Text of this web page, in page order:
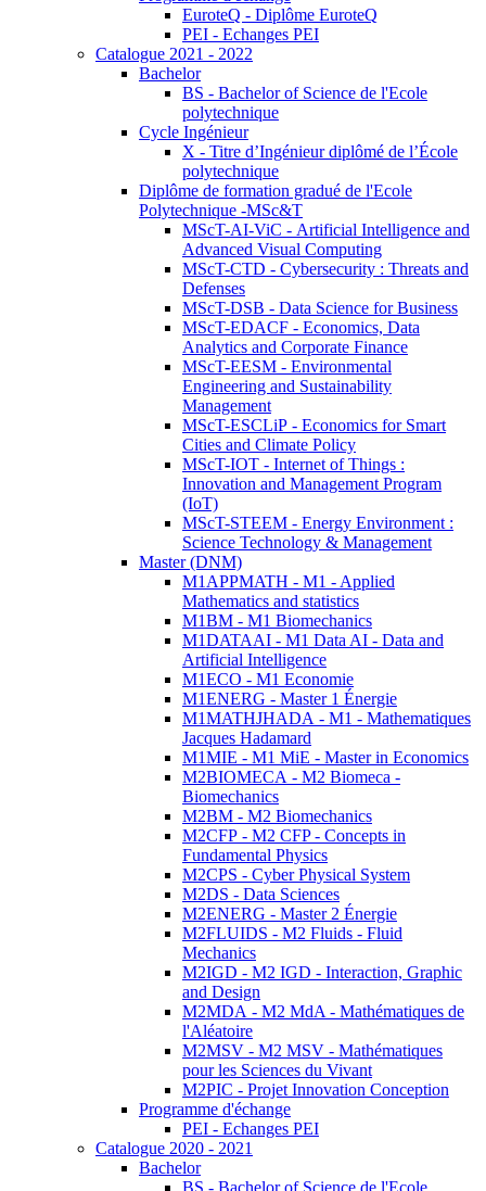
EuroteQ - Diplôme EuroteQ
PEI - Echanges PEI
Catalogue 2021 - 2022
Bachelor
BS - Bachelor of Science de l'Ecole
polytechnique
Cycle Ingénieur
X - Titre d’Ingénieur diplômé de l’École
polytechnique
Diplôme de formation gradué de l'Ecole
Polytechnique -MSc&T
MScT-AI-ViC - Artificial Intelligence and
Advanced Visual Computing
MScT-CTD - Cybersecurity : Threats and
Defenses
MScT-DSB - Data Science for Business
MScT-EDACF - Economics, Data
Analytics and Corporate Finance
MScT-EESM - Environmental
Engineering and Sustainability
Management
MScT-ESCLiP - Economics for Smart
Cities and Climate Policy
MScT-IOT - Internet of Things :
Innovation and Management Program
(IoT)
MScT-STEEM - Energy Environment :
Science Technology & Management
Master (DNM)
M1APPMATH - M1 - Applied
Mathematics and statistics
M1BM - M1 Biomechanics
M1DATAAI - M1 Data AI - Data and
Artificial Intelligence
M1ECO - M1 Economie
M1ENERG - Master 1 Énergie
M1MATHJHADA - M1 - Mathematiques
Jacques Hadamard
M1MIE - M1 MiE - Master in Economics
M2BIOMECA - M2 Biomeca -
Biomechanics
M2BM - M2 Biomechanics
M2CFP - M2 CFP - Concepts in
Fundamental Physics
M2CPS - Cyber Physical System
M2DS - Data Sciences
M2ENERG - Master 2 Énergie
M2FLUIDS - M2 Fluids - Fluid
Mechanics
M2IGD - M2 IGD - Interaction, Graphic
and Design
M2MDA - M2 MdA - Mathématiques de
l'Aléatoire
M2MSV - M2 MSV - Mathématiques
pour les Sciences du Vivant
M2PIC - Projet Innovation Conception
Programme d'échange
PEI - Echanges PEI
Catalogue 2020 - 2021
Bachelor
BS - Bachelor of Science de l'Ecole